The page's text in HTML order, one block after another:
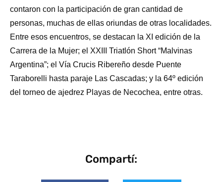
contaron con la participación de gran cantidad de
personas, muchas de ellas oriundas de otras localidades.
Entre esos encuentros, se destacan la XI edición de la
Carrera de la Mujer; el XXIII Triatlón Short “Malvinas
Argentina”; el Vía Crucis Ribereño desde Puente
Taraborelli hasta paraje Las Cascadas; y la 64º edición
del torneo de ajedrez Playas de Necochea, entre otras.
Compartí: